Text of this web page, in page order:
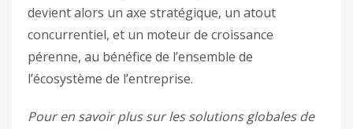
devient alors un axe stratégique, un atout
concurrentiel, et un moteur de croissance
pérenne, au bénéfice de l’ensemble de
l’écosystème de l’entreprise.
Pour en savoir plus sur les solutions globales de